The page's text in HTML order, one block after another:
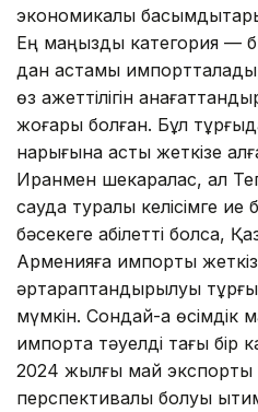
экономикалық
Ең маңызды категория —
дан астамы
өз қажеттілігін
жоғары болған. Бұл
нарығына астық жеткізе
Иранмен шекаралас, ал
сауда туралы келісімге ие
бәсекеге қабілетті болса,
Арменияға импорты
әртараптандырылуы
мүмкін. Сондай-ақ
импортқа тәуелді тағы бір
2024 жылғы май экспорты
перспективалы болуы